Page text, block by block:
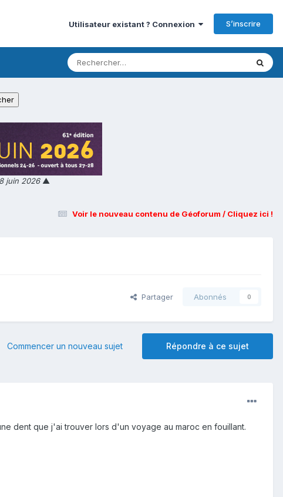
Utilisateur existant ? Connexion S’inscrire
juin 2026▲
Voir le nouveau contenu de Géoforum / Cliquez ici !
Partager Abonnés 0
Répondre à ce sujet
Commencer un nouveau sujet
dent que j'ai trouver lors d'un voyage au maroc en fouillant.